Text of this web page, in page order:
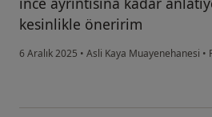
kesinlikle öneririm
6 Aralık 2025 • Asli Kaya Muayenehanesi •